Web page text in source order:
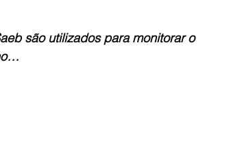
Edital - alteração de regime de ben
são utilizados para monitorar o